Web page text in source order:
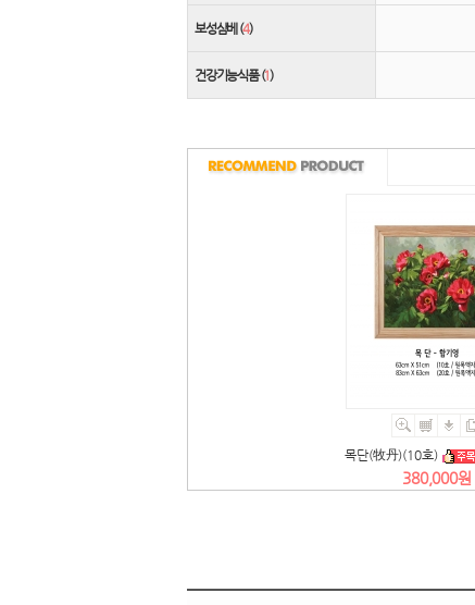
보성삼베 (4)
건강기능식품 (1)
목단(牧丹)(10호)
380,000원